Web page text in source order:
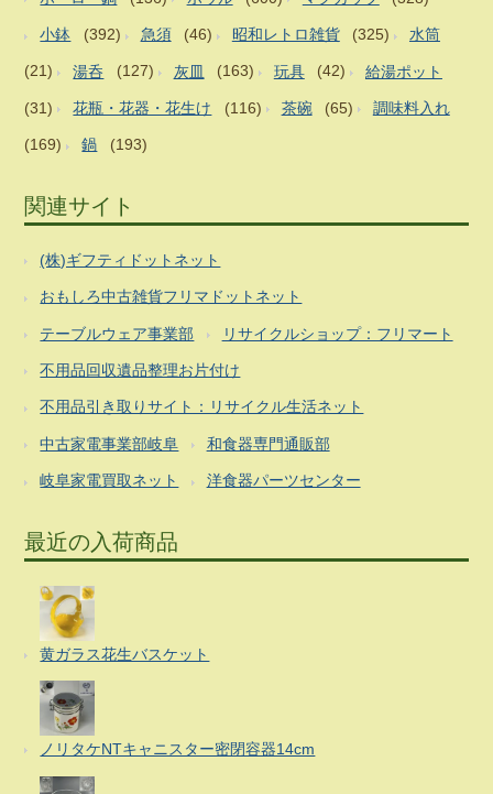
小鉢 (392) 急須 (46) 昭和レトロ雑貨 (325) 水筒
(21) 湯呑 (127) 灰皿 (163) 玩具 (42) 給湯ポット
(31) 花瓶・花器・花生け (116) 茶碗 (65) 調味料入れ
(169) 鍋 (193)
関連サイト
(株)ギフティドットネット
おもしろ中古雑貨フリマドットネット
テーブルウェア事業部 リサイクルショップ：フリマート
不用品回収遺品整理お片付け
不用品引き取りサイト：リサイクル生活ネット
中古家電事業部岐阜 和食器専門通販部
岐阜家電買取ネット 洋食器パーツセンター
最近の入荷商品
黄ガラス花生バスケット
ノリタケNTキャニスター密閉容器14cm